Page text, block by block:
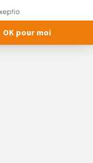
les pros ?
OK pour moi